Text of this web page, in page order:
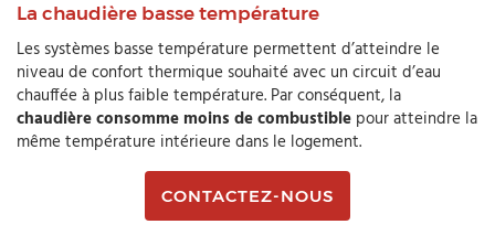
La chaudière basse température
Les systèmes basse température permettent d’atteindre le
niveau de confort thermique souhaité avec un circuit d’eau
chauffée à plus faible température. Par conséquent, la
chaudière consomme moins de combustible pour atteindre la
même température intérieure dans le logement.
CONTACTEZ-NOUS